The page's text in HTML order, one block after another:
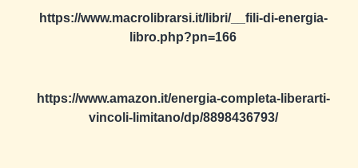
https://www.macrolibrarsi.it/libri/__fili-di-energia-
libro.php?pn=166
https://www.amazon.it/energia-completa-liberarti-
vincoli-limitano/dp/8898436793/